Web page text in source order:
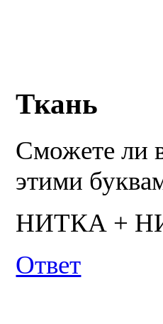
Ткань
Сможете ли
этими
НИТКА +
Ответ